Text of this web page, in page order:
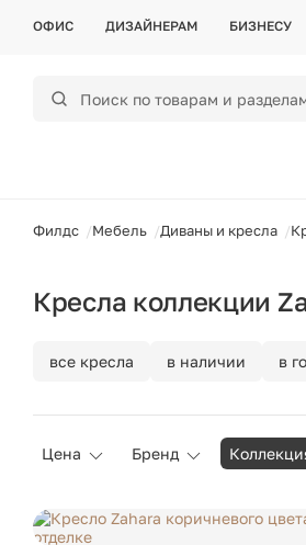
ОФИС ДИЗАЙНЕРАМ БИЗНЕСУ
Филдс Мебель Диваны и кресла
Кресла коллекции
все кресла в наличии в
Цена Бренд